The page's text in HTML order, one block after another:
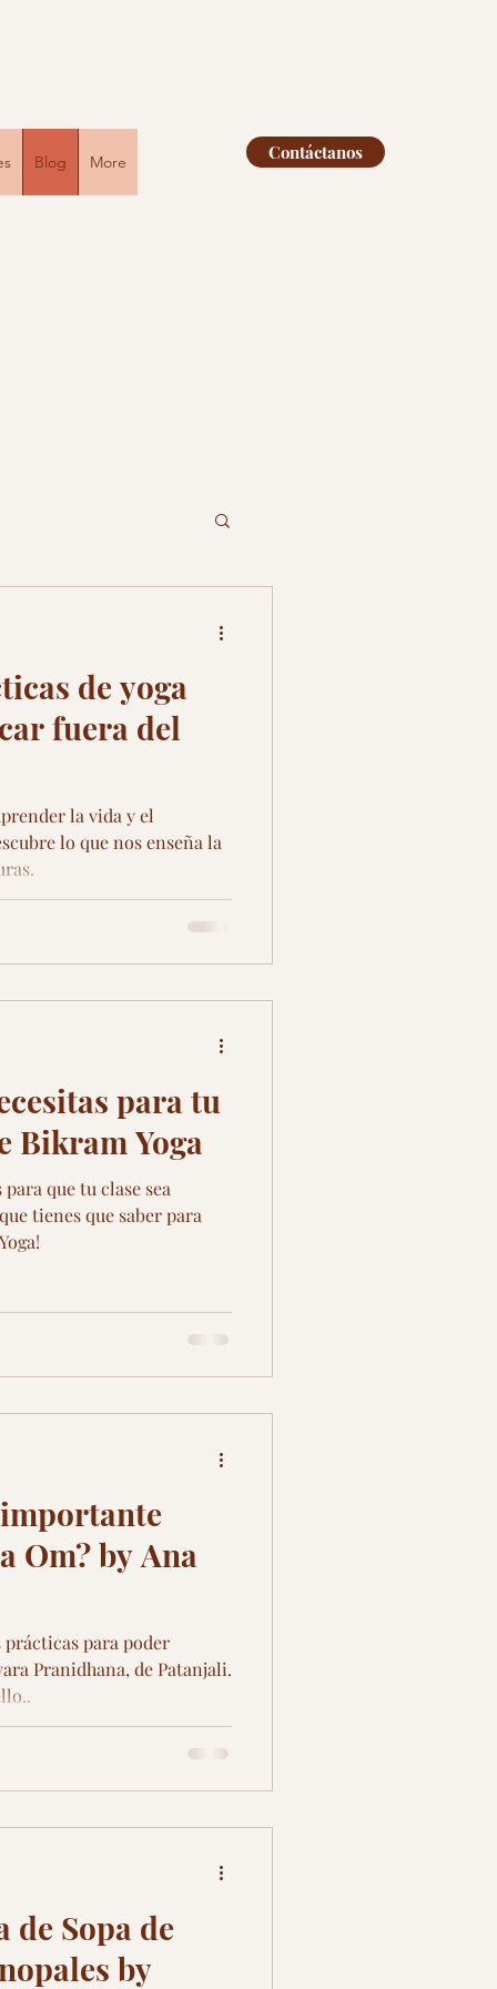
Blog More Contáctanos
de yoga
fuera del
la vida y el
lo que nos enseña la
para tu
Bikram Yoga
que tu clase sea
tienes que saber para
Om? by Ana
prácticas para poder
Pranidhana, de Patanjali.
de Sopa de
by